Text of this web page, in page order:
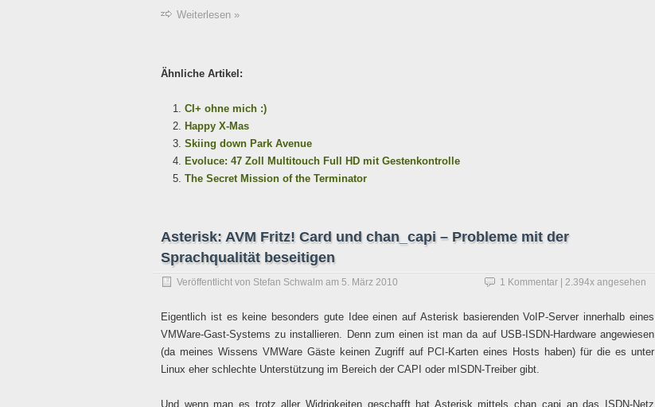
Weiterlesen »
Ähnliche Artikel:
CI+ ohne mich :)
Happy X-Mas
Skiing down Park Avenue
Evoluce: 47 Zoll Multitouch Full HD mit Gestenkontrolle
The Secret Mission of the Terminator
Asterisk: AVM Fritz! Card und chan_capi – Probleme mit der
Sprachqualität beseitigen
Veröffentlicht von Stefan Schwalm am 5. März 2010 1 Kommentar | 2.394x angesehen
Eigentlich ist es keine besonders gute Idee einen auf Asterisk basierenden VoIP-Server innerhalb eines
VMWare-Gast-Systems zu installieren. Denn zum einen ist man da auf USB-ISDN-Hardware angewiesen
(da meines Wissens VMWare Gäste keinen Zugriff auf PCI-Karten eines Hosts haben) für die es unter
Linux eher schlechte Unterstützung im Bereich der CAPI oder mISDN-Treiber gibt.
Und wenn man es trotz aller Widrigkeiten geschafft hat Asterisk mittels chan_capi an das ISDN-Netz